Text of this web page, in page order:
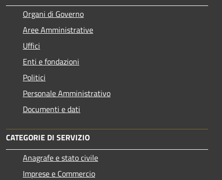
Organi di Governo
Aree Amministrative
Uffici
Enti e fondazioni
Politici
Personale Amministrativo
Documenti e dati
CATEGORIE DI SERVIZIO
Anagrafe e stato civile
Imprese e Commercio